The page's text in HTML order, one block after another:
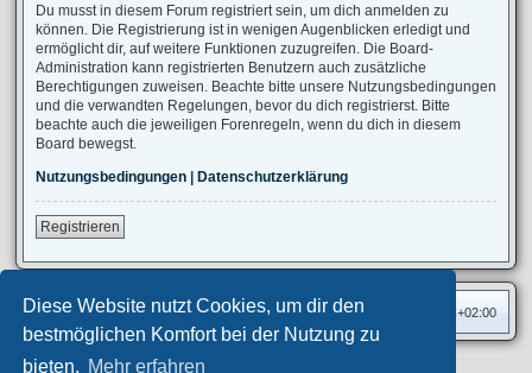
Diese Website nutzt Cookies, um dir den
bestmöglichen Komfort bei der Nutzung zu
bieten. Mehr erfahren
Du musst in diesem Forum registriert sein, um dich anmelden zu
können. Die Registrierung ist in wenigen Augenblicken erledigt und
ermöglicht dir, auf weitere Funktionen zuzugreifen. Die Board-
Administration kann registrierten Benutzern auch zusätzliche
Berechtigungen zuweisen. Beachte bitte unsere Nutzungsbedingungen
und die verwandten Regelungen, bevor du dich registrierst. Bitte
beachte auch die jeweiligen Forenregeln, wenn du dich in diesem
Board bewegst.
Nutzungsbedingungen | Datenschutzerklärung
Registrieren
Foren-Übersicht Alle Zeiten sind UTC+02:00